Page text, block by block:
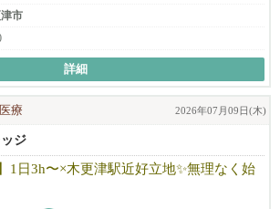
市
詳細
療 2026年07月09日(木)
ジ
1日3h〜×木更津駅近好立地✨無理なく始